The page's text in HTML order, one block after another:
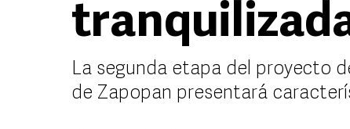
La segunda etapa del proyecto
de Zapopan presentará